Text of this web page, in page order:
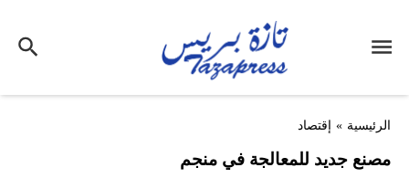
الرئيسية » إقتصاد
مصنع جديد للمعالجة في منجم